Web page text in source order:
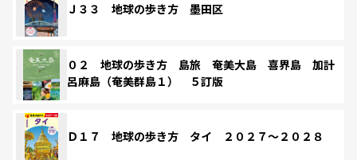
Ｊ３３ 地球の歩き方 墨田区
０２ 地球の歩き方 島旅 奄美大島 喜界島 加計
呂麻島（奄美群島１） ５訂版
Ｄ１７ 地球の歩き方 タイ ２０２７～２０２８